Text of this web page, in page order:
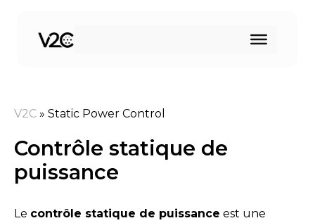
contenu
V2C » Static Power Control
Contrôle statique de
puissance
Le contrôle statique de puissance est une